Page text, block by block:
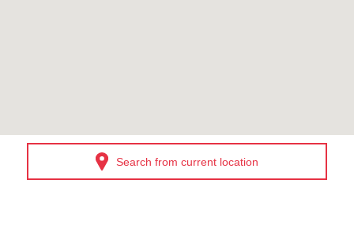
Search from current location